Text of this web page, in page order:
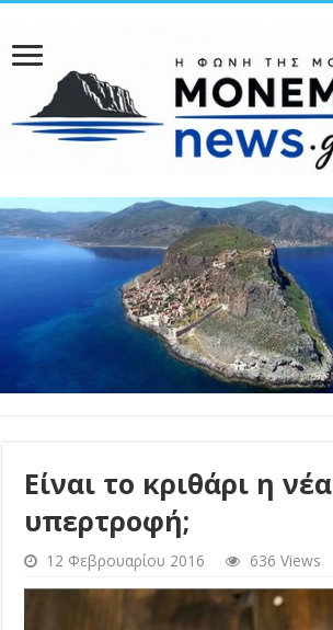
Είναι το κριθάρι η νέα
υπερτροφή;
12 Φεβρουαρίου 2016 636 Views